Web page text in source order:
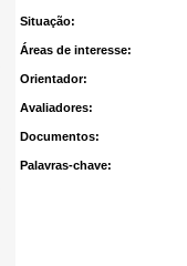
Situação:
Áreas de interesse:
Orientador:
Avaliadores:
Documentos:
Palavras-chave: